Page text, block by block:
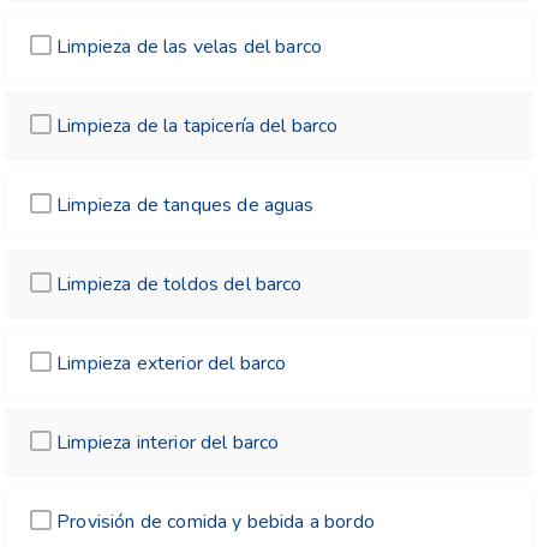
Limpieza de las velas del barco
Limpieza de la tapicería del barco
Limpieza de tanques de aguas
Limpieza de toldos del barco
Limpieza exterior del barco
Limpieza interior del barco
Provisión de comida y bebida a bordo